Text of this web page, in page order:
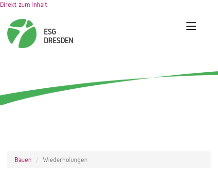
Direkt zum Inhalt
Bauen Wiederholungen